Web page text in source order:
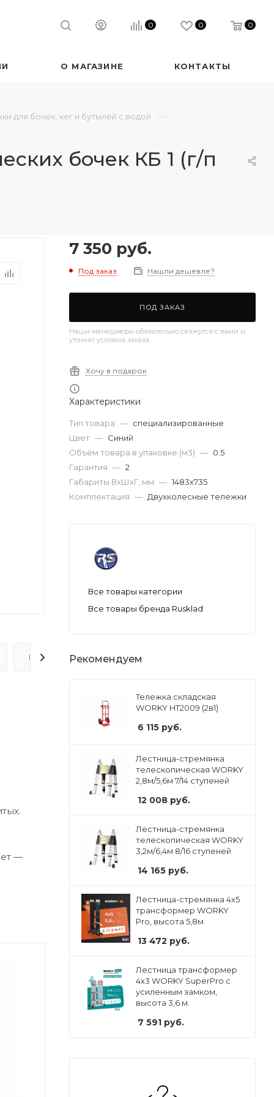
0 0 0
О МАГАЗИНЕ КОНТАКТЫ
для бочек, кег и бутылей с водой —
бочек КБ 1 (г/п
ВОПРОС-ОТВЕТ
—
7 350 руб.
Под заказ Нашли дешевле?
ПОД ЗАКАЗ
Наши менеджеры обязательно свяжутся с вами и
уточнят условия заказа
Хочу в подарок
Характеристики
Тип товара — специализированные
Цвет — Синий
Объём товара в упаковке (м3) — 0.5
Гарантия — 2
Габариты ВхШхГ, мм — 1483х735
Комплектация — Двухколесные тележки
Все товары категории
Все товары бренда Rusklad
Рекомендуем
Тележка складская
WORKY HT2009 (2в1)
6 115 руб.
Лестница-стремянка
телескопическая WORKY
2,8м/5,6м 7/14 ступеней
12 008 руб.
Лестница-стремянка
телескопическая WORKY
3,2м/6,4м 8/16 ступеней
14 165 руб.
Лестница-стремянка 4x5
трансформер WORKY
Pro, высота 5,8м
13 472 руб.
Лестница трансформер
4х3 WORKY SuperPro с
усиленным замком,
высота 3,6 м.
7 591 руб.